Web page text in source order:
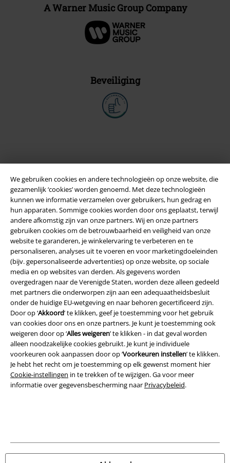
We gebruiken cookies en andere technologieën op onze website, die
gezamenlijk ‘cookies’ worden genoemd. Met deze technologieën
kunnen we informatie verzamelen over gebruikers, hun gedrag en
hun apparaten. Sommige cookies worden door ons geplaatst, terwijl
andere afkomstig zijn van onze partners. Wij en onze partners
gebruiken cookies om de betrouwbaarheid en veiligheid van onze
website te garanderen, je winkelervaring te verbeteren en te
personaliseren, analyses uit te voeren en voor marketingdoeleinden
(bijv. gepersonaliseerde advertenties) op onze website, op sociale
media en op websites van derden. Als gegevens worden
overgedragen naar de Verenigde Staten, worden deze alleen gedeeld
met partners die onderworpen zijn aan een adequaatheidsbesluit
onder de huidige EU-wetgeving en naar behoren gecertificeerd zijn.
Door op ‘Akkoord’ te klikken, geef je toestemming voor het gebruik
van cookies door ons en onze partners. Je kunt je toestemming ook
weigeren door op ‘Alles weigeren’ te klikken - in dat geval worden
alleen noodzakelijke cookies gebruikt. Je kunt je individuele
voorkeuren ook aanpassen door op ‘Voorkeuren instellen’ te klikken.
Je hebt het recht om je toestemming op elk gewenst moment hier
Cookie-instellingen in te trekken of te wijzigen. Ga voor meer
informatie over gegevensbescherming naar Privacybeleid.
A Warner Music Group Company
Beveiliging
Legal
Algemene Voorwaarden
Bedrijfsgegevens
Privacyverklaring
Verklaring van conformiteit
Informatie over toegankelijkheid
Cookie-instellingen
Annuleer bestelling